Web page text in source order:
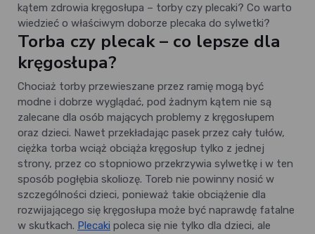
kątem zdrowia kręgosłupa – torby czy plecaki? Co warto
wiedzieć o właściwym doborze plecaka do sylwetki?
Torba czy plecak – co lepsze dla
kręgosłupa?
Chociaż torby przewieszane przez ramię mogą być
modne i dobrze wyglądać, pod żadnym kątem nie są
zalecane dla osób mających problemy z kręgosłupem
oraz dzieci. Nawet przekładając pasek przez cały tułów,
ciężka torba wciąż obciąża kręgosłup tylko z jednej
strony, przez co stopniowo przekrzywia sylwetkę i w ten
sposób pogłębia skoliozę. Toreb nie powinny nosić w
szczególności dzieci, ponieważ takie obciążenie dla
rozwijającego się kręgosłupa może być naprawdę fatalne
w skutkach. Plecaki poleca się nie tylko dla dzieci, ale